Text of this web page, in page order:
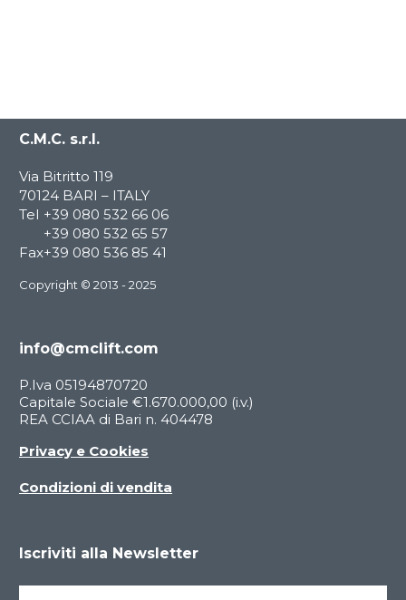
C.M.C. s.r.l.
Via Bitritto 119
70124 BARI – ITALY
Tel +39 080 532 66 06
+39 080 532 65 57
Fax+39 080 536 85 41
Copyright © 2013 - 2025
info@cmclift.com
P.Iva 05194870720
Capitale Sociale €1.670.000,00 (i.v.)
REA CCIAA di Bari n. 404478
Privacy e Cookies
Condizioni di vendita
Iscriviti alla Newsletter